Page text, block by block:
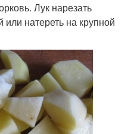
Лук нарезать
натереть на крупной